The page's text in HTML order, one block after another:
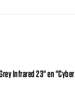
Infrared 23" en